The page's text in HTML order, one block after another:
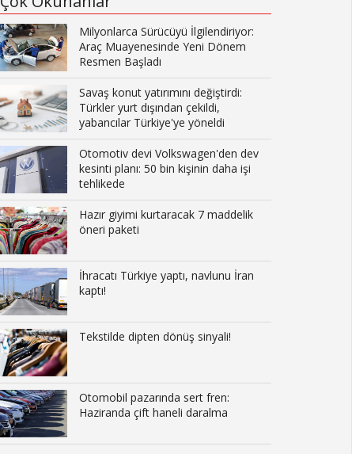
Milyonlarca Sürücüyü İlgilendiriyor:
Araç Muayenesinde Yeni Dönem
Resmen Başladı
Savaş konut yatırımını değiştirdi:
Türkler yurt dışından çekildi,
yabancılar Türkiye'ye yöneldi
Otomotiv devi Volkswagen'den dev
kesinti planı: 50 bin kişinin daha işi
tehlikede
Hazır giyimi kurtaracak 7 maddelik
öneri paketi
İhracatı Türkiye yaptı, navlunu İran
kaptı!
Tekstilde dipten dönüş sinyali!
Otomobil pazarında sert fren:
Haziranda çift haneli daralma